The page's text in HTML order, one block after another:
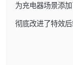
为充电器场景添
彻底改进了特效